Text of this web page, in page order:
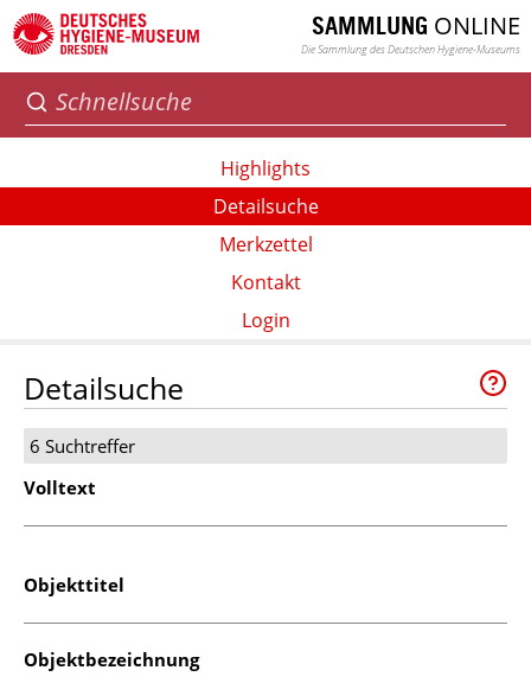
SAMMLUNG ONLINE
Die Sammlung des Deutschen Hygiene-Museums
Highlights
Detailsuche
Merkzettel
Kontakt
Login
Detailsuche
6 Suchtreffer
Volltext
Objekttitel
Objektbezeichnung